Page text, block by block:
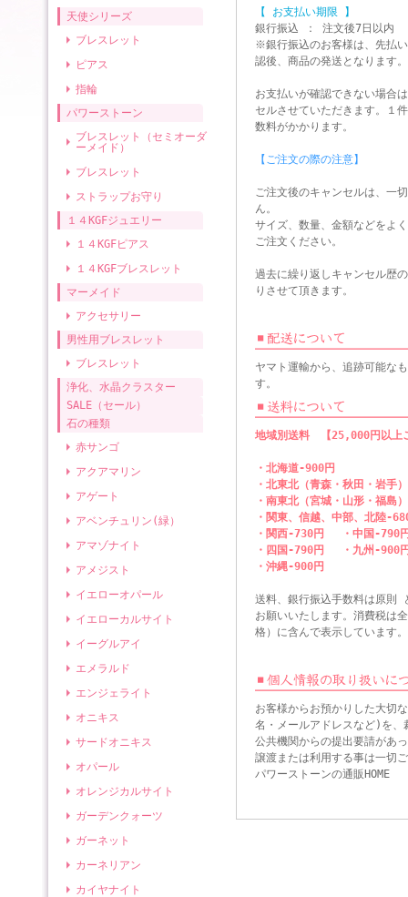
天使シリーズ
ブレスレット
ピアス
指輪
パワーストーン
ブレスレット（セミオーダ
ーメイド）
ブレスレット
ストラップお守り
１４KGFジュエリー
１４KGFピアス
１４KGFブレスレット
マーメイド
アクセサリー
男性用ブレスレット
ブレスレット
浄化、水晶クラスター
SALE（セール）
石の種類
赤サンゴ
アクアマリン
アゲート
アベンチュリン(緑）
アマゾナイト
アメジスト
イエローオパール
イエローカルサイト
イーグルアイ
エメラルド
エンジェライト
オニキス
サードオニキス
オパール
オレンジカルサイト
ガーデンクォーツ
ガーネット
カーネリアン
カイヤナイト
【 お支払い期限 】
銀行振込 ： 注文後7日以内
※銀行振込のお客様は、先払
認後、商品の発送となります。
お支払いが確認できない場合
セルさせていただきます。１
数料がかかります。
【ご注文の際の注意】
ご注文後のキャンセルは、一
ん。
サイズ、数量、金額などをよ
ご注文ください。
過去に繰り返しキャンセル歴
りさせて頂きます。
ヤマト運輸から、追跡可能な
す。
地域別送料 【25,000円以上
・北海道-900円
・北東北（青森・秋田・岩手
・南東北（宮城・山形・福島
・関東、信越、中部、北陸-
・関西-730円 ・中国-790
・四国-790円 ・九州-900
・沖縄-900円
送料、銀行振込手数料は原則
お願いいたします。消費税は
格）に含んで表示しています。
お客様からお預かりした大切
名・メールアドレスなど)を、
公共機関からの提出要請があ
譲渡または利用する事は一切
パワーストーンの通販HOME